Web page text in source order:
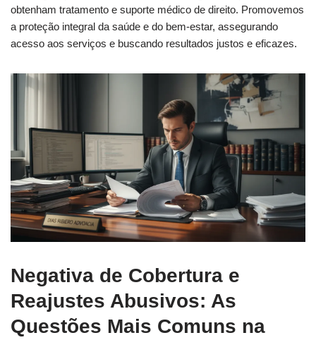
obtenham tratamento e suporte médico de direito. Promovemos
a proteção integral da saúde e do bem-estar, assegurando
acesso aos serviços e buscando resultados justos e eficazes.
Negativa de Cobertura e
Reajustes Abusivos: As
Questões Mais Comuns na